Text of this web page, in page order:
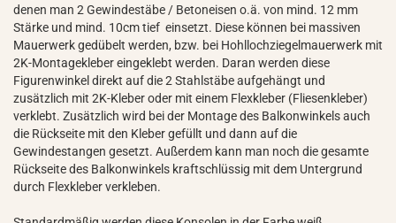
denen man 2 Gewindestäbe / Betoneisen o.ä. von mind. 12 mm
Stärke und mind. 10cm tief einsetzt. Diese können bei massiven
Mauerwerk gedübelt werden, bzw. bei Hohllochziegelmauerwerk mit
2K-Montagekleber eingeklebt werden. Daran werden diese
Figurenwinkel direkt auf die 2 Stahlstäbe aufgehängt und
zusätzlich mit 2K-Kleber oder mit einem Flexkleber (Fliesenkleber)
verklebt. Zusätzlich wird bei der Montage des Balkonwinkels auch
die Rückseite mit den Kleber gefüllt und dann auf die
Gewindestangen gesetzt. Außerdem kann man noch die gesamte
Rückseite des Balkonwinkels kraftschlüssig mit dem Untergrund
durch Flexkleber verkleben.